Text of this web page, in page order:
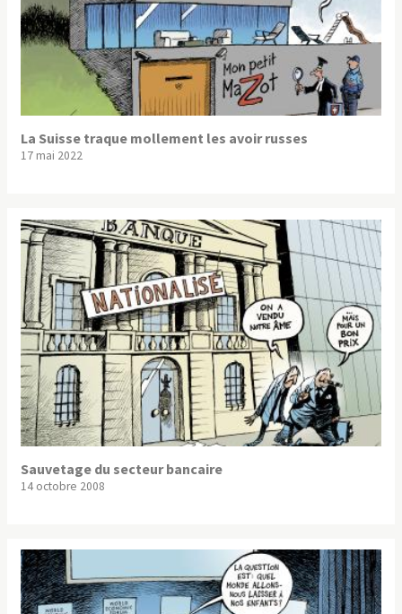
La Suisse traque mollement les avoir russes
17 mai 2022
Sauvetage du secteur bancaire
14 octobre 2008